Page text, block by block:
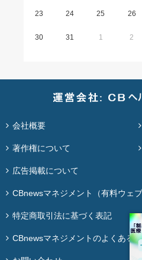
23 24 25 26
30 31 1 2
会社概要
著作権について
広告掲載について
CBnewsマネジメント（有料ウェ
特定商取引法に基づく表記
CBnewsマネジメントのよくある